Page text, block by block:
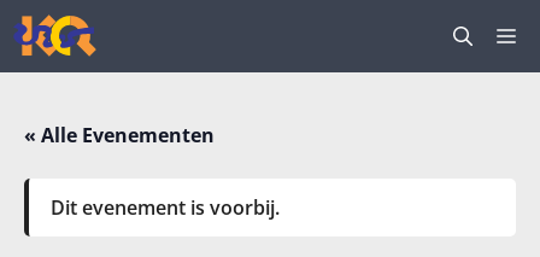
Ga
naar
de
« Alle Evenementen
Dit evenement is voorbij.